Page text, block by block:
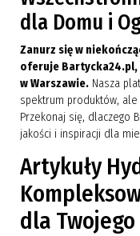
dla Domu i
Zanurz się w
oferuje Bartycka24.pl,
w Warszawie. Nasza
spektrum produktów, ale
Przekonaj się, dlaczego
jakości i inspiracji dla
Artykuły
dla Twojego